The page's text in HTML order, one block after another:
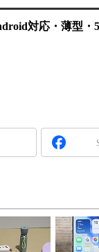
対応・薄型・